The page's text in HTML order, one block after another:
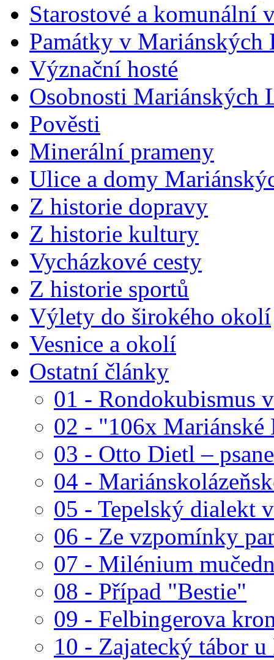
Starostové a komunální
Památky v Mariánských
Význační hosté
Osobnosti Mariánských
Pověsti
Minerální prameny
Ulice a domy
Z historie dopravy
Z historie kultury
Vycházkové cesty
Z historie sportů
Výlety do širokého okolí
Vesnice a okolí
Ostatní články
01 - Rondokubismus
02 - "106x Mariánské
03 - Otto Dietl –
04 -
05 - Tepelský dialekt
06 - Ze vzpomínky
07 - Milénium
08 - Případ "Bestie"
09 - Felbingerova
10 - Zajatecký tábor u